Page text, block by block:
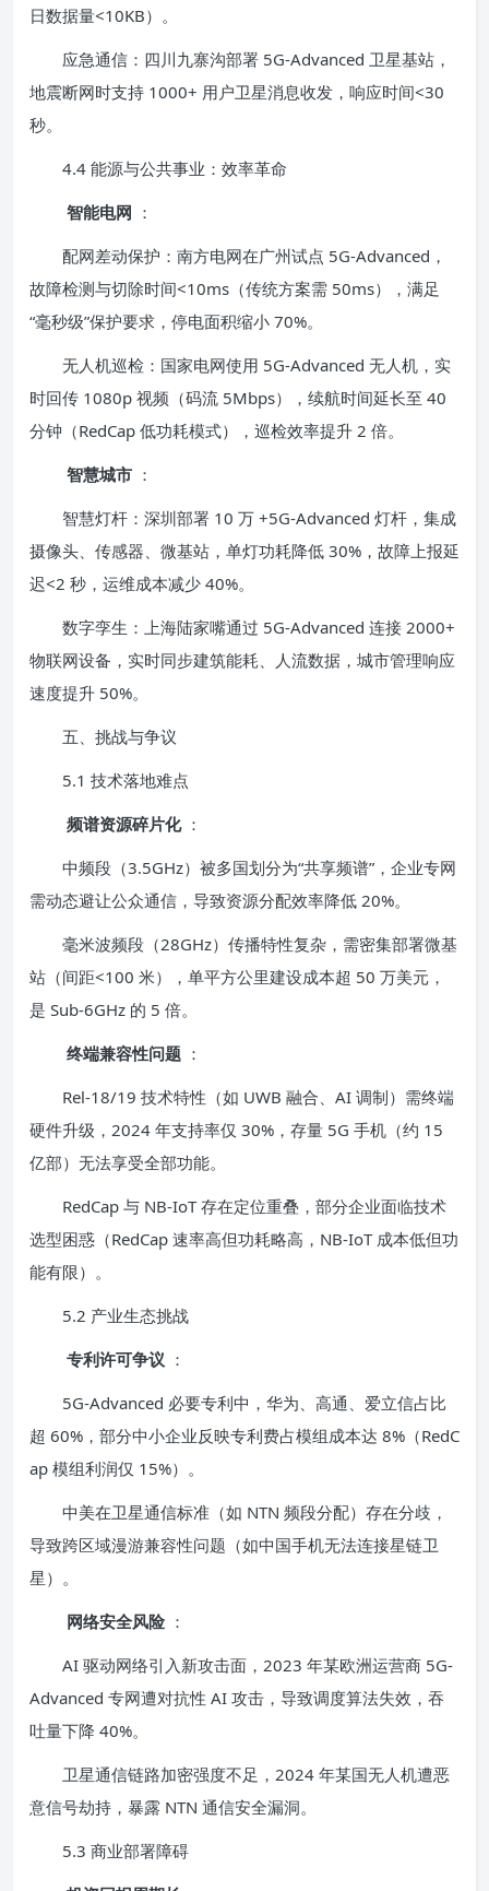
日数据量<10KB）。
应急通信：四川九寨沟部署 5G-Advanced 卫星基站，
地震断网时支持 1000+ 用户卫星消息收发，响应时间<30
秒。
4.4 能源与公共事业：效率革命
智能电网 ：
配网差动保护：南方电网在广州试点 5G-Advanced，
故障检测与切除时间<10ms（传统方案需 50ms），满足
“毫秒级”保护要求，停电面积缩小 70%。
无人机巡检：国家电网使用 5G-Advanced 无人机，实
时回传 1080p 视频（码流 5Mbps），续航时间延长至 40
分钟（RedCap 低功耗模式），巡检效率提升 2 倍。
智慧城市 ：
智慧灯杆：深圳部署 10 万 +5G-Advanced 灯杆，集成
摄像头、传感器、微基站，单灯功耗降低 30%，故障上报延
迟<2 秒，运维成本减少 40%。
数字孪生：上海陆家嘴通过 5G-Advanced 连接 2000+
物联网设备，实时同步建筑能耗、人流数据，城市管理响应
速度提升 50%。
五、挑战与争议
5.1 技术落地难点
频谱资源碎片化 ：
中频段（3.5GHz）被多国划分为“共享频谱”，企业专网
需动态避让公众通信，导致资源分配效率降低 20%。
毫米波频段（28GHz）传播特性复杂，需密集部署微基
站（间距<100 米），单平方公里建设成本超 50 万美元，
是 Sub-6GHz 的 5 倍。
终端兼容性问题 ：
Rel-18/19 技术特性（如 UWB 融合、AI 调制）需终端
硬件升级，2024 年支持率仅 30%，存量 5G 手机（约 15
亿部）无法享受全部功能。
RedCap 与 NB-IoT 存在定位重叠，部分企业面临技术
选型困惑（RedCap 速率高但功耗略高，NB-IoT 成本低但功
能有限）。
5.2 产业生态挑战
专利许可争议 ：
5G-Advanced 必要专利中，华为、高通、爱立信占比
超 60%，部分中小企业反映专利费占模组成本达 8%（RedC
ap 模组利润仅 15%）。
中美在卫星通信标准（如 NTN 频段分配）存在分歧，
导致跨区域漫游兼容性问题（如中国手机无法连接星链卫
星）。
网络安全风险 ：
AI 驱动网络引入新攻击面，2023 年某欧洲运营商 5G-
Advanced 专网遭对抗性 AI 攻击，导致调度算法失效，吞
吐量下降 40%。
卫星通信链路加密强度不足，2024 年某国无人机遭恶
意信号劫持，暴露 NTN 通信安全漏洞。
5.3 商业部署障碍